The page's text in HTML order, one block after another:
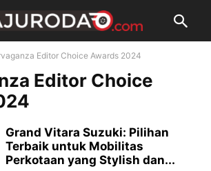
Editor Choice Awards 2024
Editor Choice
Grand Vitara Suzuki: Pilihan
Terbaik untuk Mobilitas
Perkotaan yang Stylish dan...